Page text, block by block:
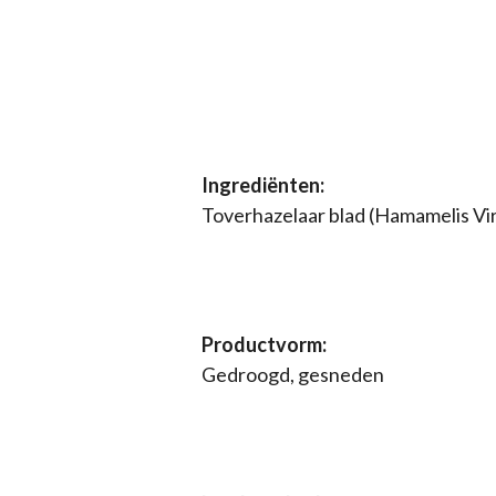
Ingrediënten:
Toverhazelaar blad (Hamamelis
Productvorm:
Gedroogd, gesneden